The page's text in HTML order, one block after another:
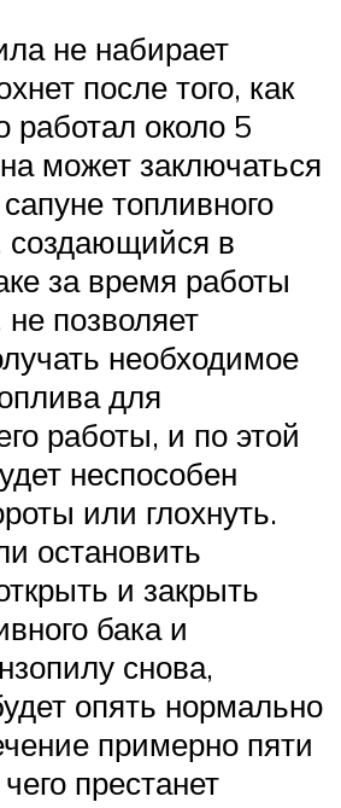
не набирает
после того, как
работал около 5
может заключаться
топливного
создающийся в
за время работы
позволяет
необходимое
для
работы, и по этой
неспособен
или глохнуть.
остановить
и закрыть
бака и
снова,
опять нормально
примерно пяти
престанет